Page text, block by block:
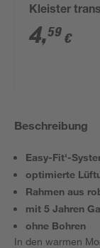
Kleister
10 l
4,59 €
Beschreibung
Easy-Fit'-
optimierte
Rahmen aus
mit 5 Jahren
ohne Bohren
In den warmen